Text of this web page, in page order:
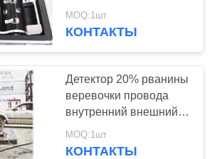
ультразвуковая
аттестация ГОСТ
металла
MOQ:1шт
КОНТАКТЫ
Детектор 20% рванины
веревочки провода
внутренний внешний
ультразвуковой -
влажность 95%РХ
MOQ:1шт
КОНТАКТЫ